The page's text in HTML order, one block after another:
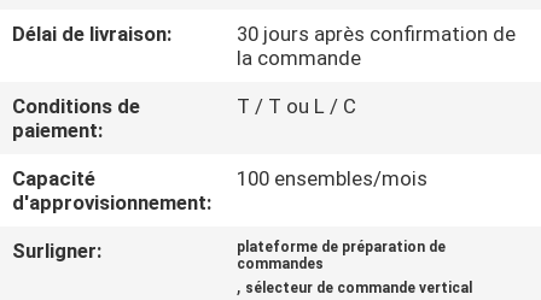
CONTRÔLE
LA
QUALITÉ
NOUS
CONTACTER
Délai de livraison:
30 jours après confirmation de
la commande
Conditions de
paiement:
T / T ou L / C
Capacité
d'approvisionnement:
100 ensembles/mois
Surligner:
plateforme de préparation de
commandes
, sélecteur de commande vertical